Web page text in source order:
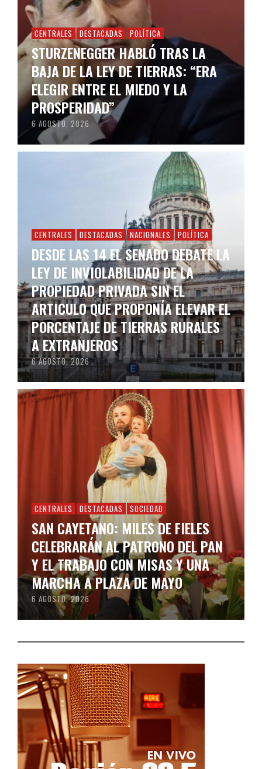
CENTRALES DESTACADAS POLÍTICA
STURZENEGGER HABLÓ TRAS LA
BAJA DE LA LEY DE TIERRAS: “ERA
ELEGIR ENTRE EL MIEDO Y LA
PROSPERIDAD”
6 AGOSTO, 2026
CENTRALES DESTACADAS NACIONALES POLÍTICA
DESDE LAS 14 EL SENADO DEBATE LA
LEY DE INVIOLABILIDAD DE LA
PROPIEDAD PRIVADA SIN EL
ARTICULO QUE PROPONÍA ELEVAR EL
PORCENTAJE DE TIERRAS RURALES
A EXTRANJEROS
6 AGOSTO, 2026
CENTRALES DESTACADAS SOCIEDAD
SAN CAYETANO: MILES DE FIELES
CELEBRARÁN AL PATRONO DEL PAN
Y EL TRABAJO CON MISAS Y UNA
MARCHA A PLAZA DE MAYO
6 AGOSTO, 2026